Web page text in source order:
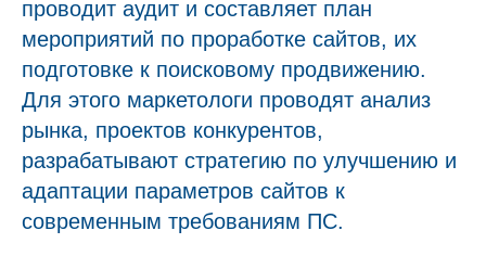
проводит аудит и составляет план
мероприятий по проработке сайтов, их
подготовке к поисковому продвижению.
Для этого маркетологи проводят анализ
рынка, проектов конкурентов,
разрабатывают стратегию по улучшению и
адаптации параметров сайтов к
современным требованиям ПС.